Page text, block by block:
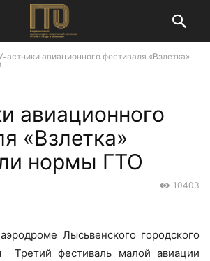
авиационного фестиваля «Взлетка»
авиационного
«Взлетка»
нормы ГТО
10403
Лысьвенского городского
Третий фестиваль малой авиации